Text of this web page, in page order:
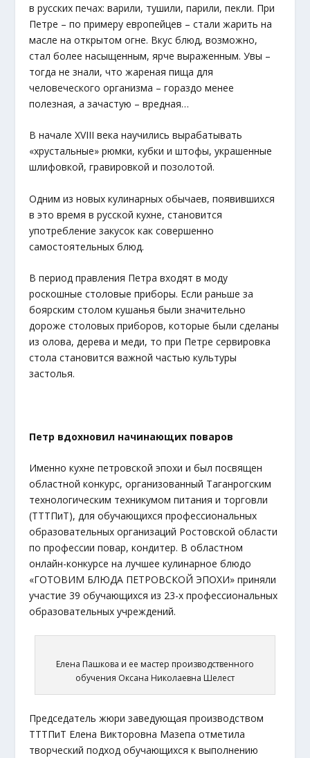
в русских печах: варили, тушили, парили, пекли. При
Петре – по примеру европейцев – стали жарить на
масле на открытом огне. Вкус блюд, возможно,
стал более насыщенным, ярче выраженным. Увы –
тогда не знали, что жареная пища для
человеческого организма – гораздо менее
полезная, а зачастую – вредная…
В начале XVIII века научились вырабатывать
«хрустальные» рюмки, кубки и штофы, украшенные
шлифовкой, гравировкой и позолотой.
Одним из новых кулинарных обычаев, появившихся
в это время в русской кухне, становится
употребление закусок как совершенно
самостоятельных блюд.
В период правления Петра входят в моду
роскошные столовые приборы. Если раньше за
боярским столом кушанья были значительно
дороже столовых приборов, которые были сделаны
из олова, дерева и меди, то при Петре сервировка
стола становится важной частью культуры
застолья.
Петр вдохновил начинающих поваров
Именно кухне петровской эпохи и был посвящен
областной конкурс, организованный Таганрогским
технологическим техникумом питания и торговли
(ТТТПиТ), для обучающихся профессиональных
образовательных организаций Ростовской области
по профессии повар, кондитер. В областном
онлайн-конкурсе на лучшее кулинарное блюдо
«ГОТОВИМ БЛЮДА ПЕТРОВСКОЙ ЭПОХИ» приняли
участие 39 обучающихся из 23-х профессиональных
образовательных учреждений.
Елена Пашкова и ее мастер производственного
обучения Оксана Николаевна Шелест
Председатель жюри заведующая производством
ТТТПиТ Елена Викторовна Мазепа отметила
творческий подход обучающихся к выполнению